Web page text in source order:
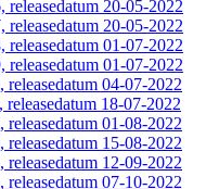
releasedatum 20-05-2022
releasedatum 20-05-2022
releasedatum 01-07-2022
releasedatum 01-07-2022
releasedatum 04-07-2022
releasedatum 18-07-2022
releasedatum 01-08-2022
releasedatum 15-08-2022
releasedatum 12-09-2022
releasedatum 07-10-2022